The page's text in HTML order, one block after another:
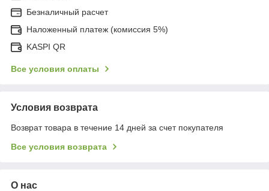
Безналичный расчет
Наложенный платеж (комиссия 5%)
KASPI QR
Все условия оплаты
Условия возврата
Возврат товара в течение 14 дней за счет покупателя
Все условия возврата
О нас